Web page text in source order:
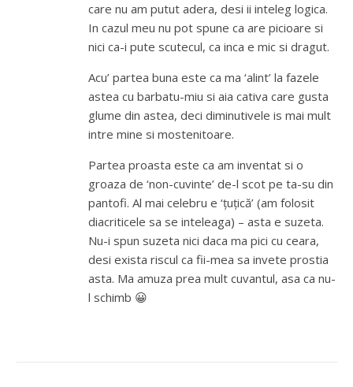
care nu am putut adera, desi ii inteleg logica.
In cazul meu nu pot spune ca are picioare si
nici ca-i pute scutecul, ca inca e mic si dragut.
Acu’ partea buna este ca ma ‘alint’ la fazele
astea cu barbatu-miu si aia cativa care gusta
glume din astea, deci diminutivele is mai mult
intre mine si mostenitoare.
Partea proasta este ca am inventat si o
groaza de ‘non-cuvinte’ de-l scot pe ta-su din
pantofi. Al mai celebru e ‘țuțică’ (am folosit
diacriticele sa se inteleaga) – asta e suzeta.
Nu-i spun suzeta nici daca ma pici cu ceara,
desi exista riscul ca fii-mea sa invete prostia
asta. Ma amuza prea mult cuvantul, asa ca nu-
l schimb 😀